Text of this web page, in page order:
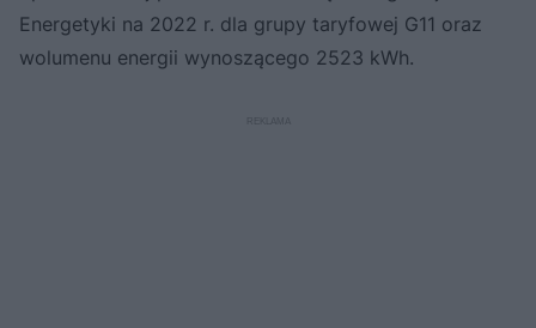
Energetyki na 2022 r. dla grupy taryfowej G11 oraz
wolumenu energii wynoszącego 2523 kWh.